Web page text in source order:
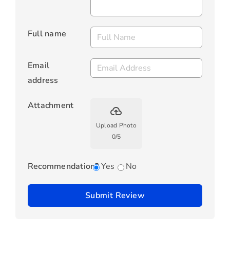
Full name
Email
address
Attachment backup
Upload Photo
0/5
Recommendation? Yes No
Submit Review